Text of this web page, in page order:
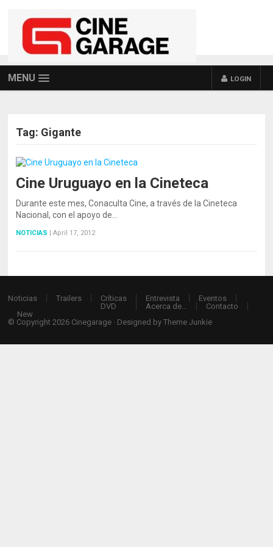
MENU LOGIN
Tag: Gigante
Cine Uruguayo en la Cineteca
Durante este mes, Conaculta Cine, a través de la Cineteca
Nacional, con el apoyo de…
NOTICIAS | April 17, 2012
Noticias Trailers
Críticas
DVD
Entrevista
Eventos
Acerca de…
Contacto
New
© Copyright 2026 Cinegarage · Designed byTheme Junkie